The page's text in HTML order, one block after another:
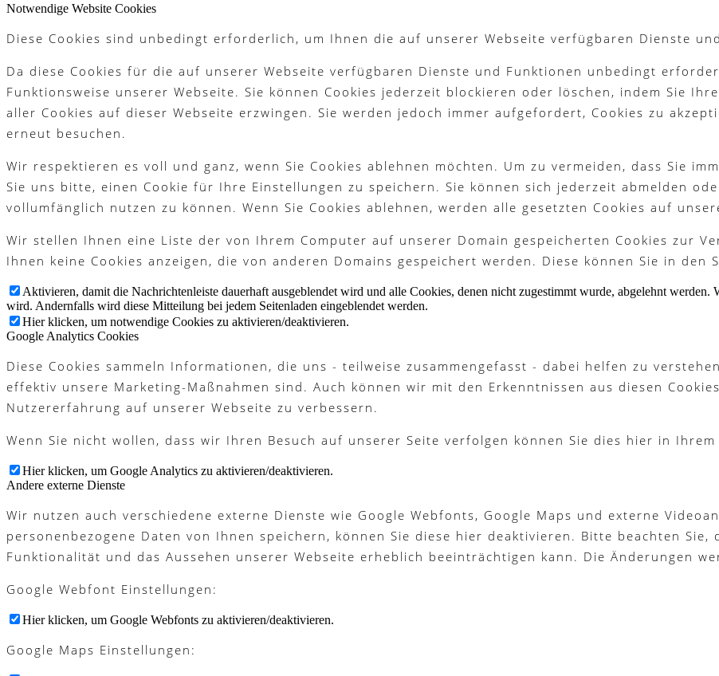
Galerie
Akademie
Schnupperjahr
Platzreife
Golfregeln
Notwendige Website Cookies
Diese Cookies sind unbedingt erforderlich, um Ihnen die auf unserer Webseite verfügbaren Dienste
Da diese Cookies für die auf unserer Webseite verfügbaren Dienste und Funktionen unbedingt
Funktionsweise unserer Webseite. Sie können Cookies jederzeit blockieren oder löschen, indem Sie
aller Cookies auf dieser Webseite erzwingen. Sie werden jedoch immer aufgefordert, Cookies zu
erneut besuchen.
Wir respektieren es voll und ganz, wenn Sie Cookies ablehnen möchten. Um zu vermeiden, dass Sie
Sie uns bitte, einen Cookie für Ihre Einstellungen zu speichern. Sie können sich jederzeit abmelden
vollumfänglich nutzen zu können. Wenn Sie Cookies ablehnen, werden alle gesetzten Cookies auf
Wir stellen Ihnen eine Liste der von Ihrem Computer auf unserer Domain gespeicherten Cookies zur
Ihnen keine Cookies anzeigen, die von anderen Domains gespeichert werden. Diese können Sie in den
Aktivieren, damit die Nachrichtenleiste dauerhaft ausgeblendet wird und alle Cookies, denen nicht zugestimmt wurde, abgelehnt
wird. Andernfalls wird diese Mitteilung bei jedem Seitenladen eingeblendet werden.
Hier klicken, um notwendige Cookies zu aktivieren/deaktivieren.
Google Analytics Cookies
Diese Cookies sammeln Informationen, die uns - teilweise zusammengefasst - dabei helfen zu
effektiv unsere Marketing-Maßnahmen sind. Auch können wir mit den Erkenntnissen aus diesen
Nutzererfahrung auf unserer Webseite zu verbessern.
Wenn Sie nicht wollen, dass wir Ihren Besuch auf unserer Seite verfolgen können Sie dies hier in
Hier klicken, um Google Analytics zu aktivieren/deaktivieren.
Andere externe Dienste
Wir nutzen auch verschiedene externe Dienste wie Google Webfonts, Google Maps und externe
personenbezogene Daten von Ihnen speichern, können Sie diese hier deaktivieren. Bitte beachten Sie,
Funktionalität und das Aussehen unserer Webseite erheblich beeinträchtigen kann. Die Änderungen
Google Webfont Einstellungen:
Hier klicken, um Google Webfonts zu aktivieren/deaktivieren.
Google Maps Einstellungen: